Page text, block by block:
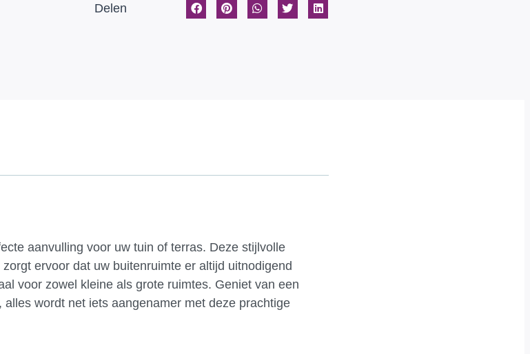
Delen
aanvulling voor uw tuin of terras. Deze stijlvolle
ervoor dat uw buitenruimte er altijd uitnodigend
voor zowel kleine als grote ruimtes. Geniet van een
wordt net iets aangenamer met deze prachtige